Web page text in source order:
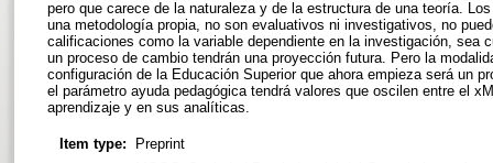
pero que carece de la naturaleza y de la estructura de una teoría.
una metodología propia, no son evaluativos ni investigativos, no
calificaciones como la variable dependiente en la investigación, sea
un proceso de cambio tendrán una proyección futura. Pero la
configuración de la Educación Superior que ahora empieza será un
el parámetro ayuda pedagógica tendrá valores que oscilen entre el
aprendizaje y en sus analíticas.
Item type: Preprint